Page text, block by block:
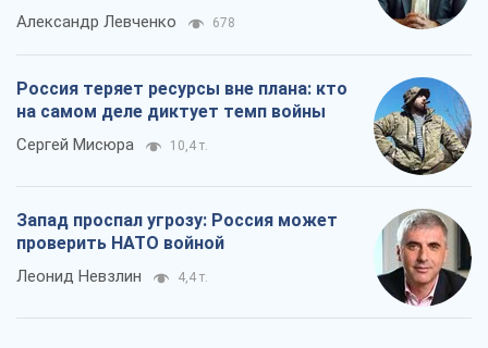
Александр Левченко 678
Россия теряет ресурсы вне плана: кто
на самом деле диктует темп войны
Сергей Мисюра 10,4 т.
Запад проспал угрозу: Россия может
проверить НАТО войной
Леонид Невзлин 4,4 т.